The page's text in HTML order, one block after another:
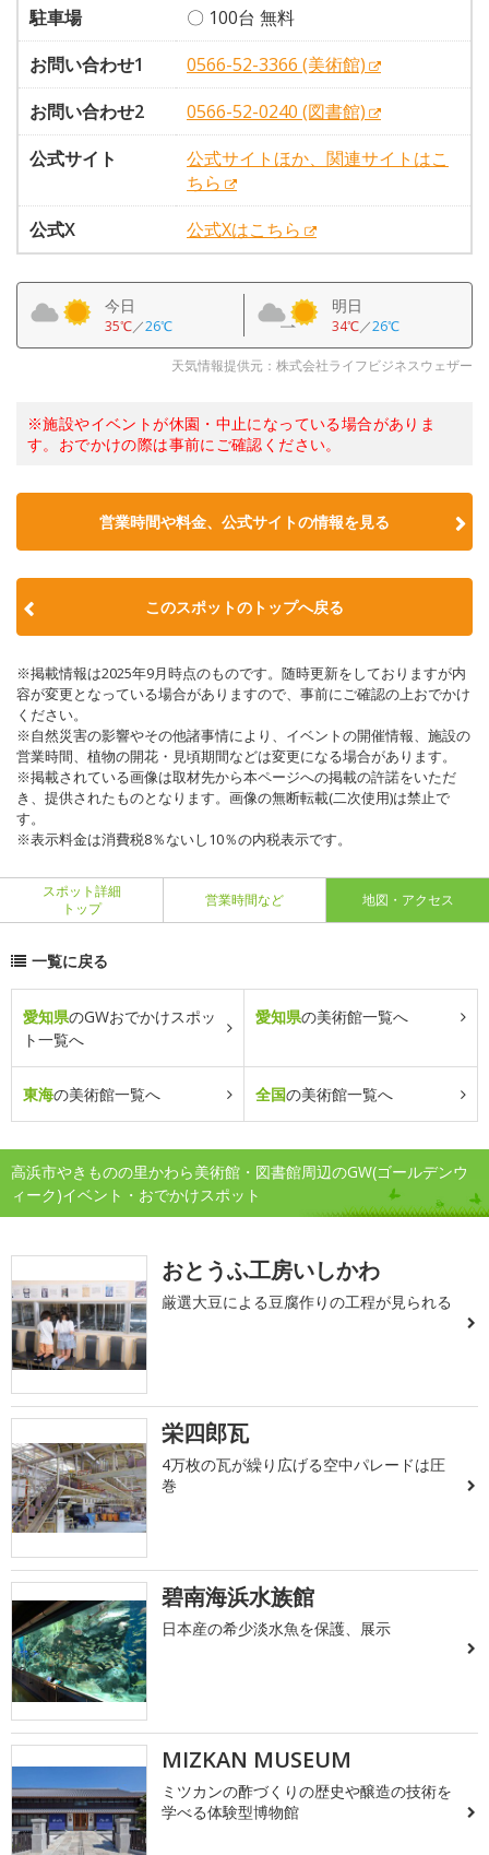
駐車場
〇 100台 無料
お問い合わせ1
0566-52-3366 (美術館)
お問い合わせ2
0566-52-0240 (図書館)
公式サイト
公式サイトほか、関連サイトはこ
ちら
公式X
公式Xはこちら
今日
35℃／26℃
明日
34℃／26℃
天気情報提供元：株式会社ライフビジネスウェザー
※施設やイベントが休園・中止になっている場合がありま
す。おでかけの際は事前にご確認ください。
営業時間や料金、公式サイトの情報を見る
このスポットのトップへ戻る
※掲載情報は2025年9月時点のものです。随時更新をしておりますが内
容が変更となっている場合がありますので、事前にご確認の上おでかけ
ください。
※自然災害の影響やその他諸事情により、イベントの開催情報、施設の
営業時間、植物の開花・見頃期間などは変更になる場合があります。
※掲載されている画像は取材先から本ページへの掲載の許諾をいただ
き、提供されたものとなります。画像の無断転載(二次使用)は禁止で
す。
※表示料金は消費税8％ないし10％の内税表示です。
スポット詳細
トップ
営業時間など 地図・アクセス
一覧に戻る
愛知県のGWおでかけスポッ
ト一覧へ
愛知県の美術館一覧へ
東海の美術館一覧へ 全国の美術館一覧へ
高浜市やきものの里かわら美術館・図書館周辺のGW(ゴールデンウ
ィーク)イベント・おでかけスポット
おとうふ工房いしかわ
厳選大豆による豆腐作りの工程が見られる
栄四郎瓦
4万枚の瓦が繰り広げる空中パレードは圧
巻
碧南海浜水族館
日本産の希少淡水魚を保護、展示
MIZKAN MUSEUM
ミツカンの酢づくりの歴史や醸造の技術を
学べる体験型博物館